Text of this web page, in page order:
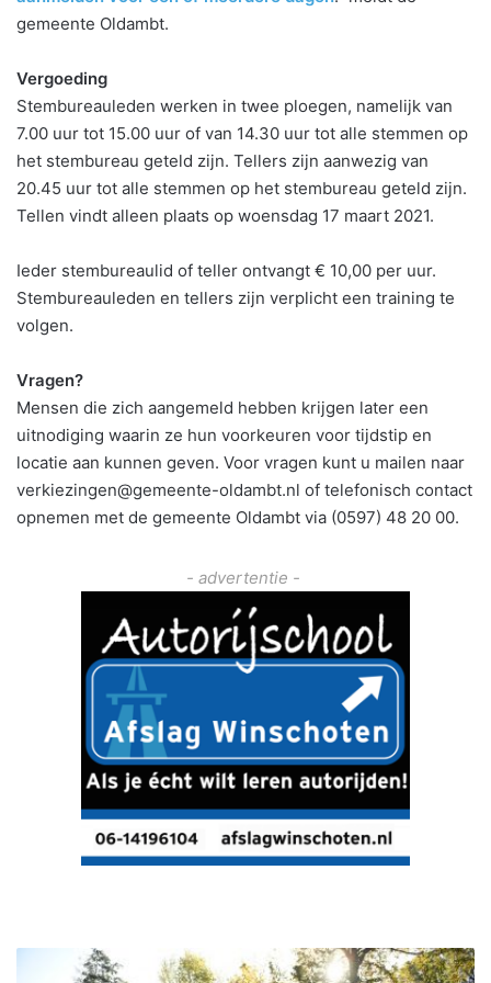
gemeente Oldambt.
Vergoeding
Stembureauleden werken in twee ploegen, namelijk van
7.00 uur tot 15.00 uur of van 14.30 uur tot alle stemmen op
het stembureau geteld zijn. Tellers zijn aanwezig van
20.45 uur tot alle stemmen op het stembureau geteld zijn.
Tellen vindt alleen plaats op woensdag 17 maart 2021.
Ieder stembureaulid of teller ontvangt € 10,00 per uur.
Stembureauleden en tellers zijn verplicht een training te
volgen.
Vragen?
Mensen die zich aangemeld hebben krijgen later een
uitnodiging waarin ze hun voorkeuren voor tijdstip en
locatie aan kunnen geven. Voor vragen kunt u mailen naar
verkiezingen@gemeente-oldambt.nl of telefonisch contact
opnemen met de gemeente Oldambt via (0597) 48 20 00.
- advertentie -